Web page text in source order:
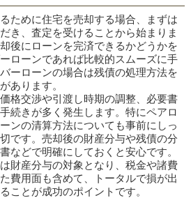
ために住宅を売却する場合、まずは
き、査定を受けることから始まりま
後にローンを完済できるかどうかを
ローンであれば比較的スムーズに手
ーローンの場合は残債の処理方法を
あります。
格交渉や引渡し時期の調整、必要書
続きが多く発生します。特にペアロ
ンの清算方法についても事前にしっ
です。売却後の財産分与や残債の分
などで明確にしておくと安心です。
財産分与の対象となり、税金や諸費
費用面も含めて、トータルで損が出
ことが成功のポイントです。